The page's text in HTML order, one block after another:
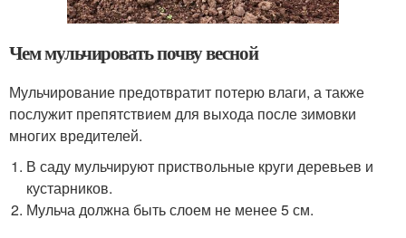
Чем мульчировать почву весной
Мульчирование предотвратит потерю влаги, а также
послужит препятствием для выхода после зимовки
многих вредителей.
В саду мульчируют приствольные круги деревьев и
кустарников.
Мульча должна быть слоем не менее 5 см.